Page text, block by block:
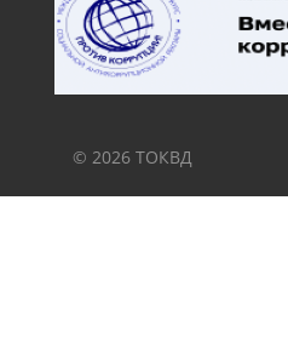
© 2026 ТОКВД